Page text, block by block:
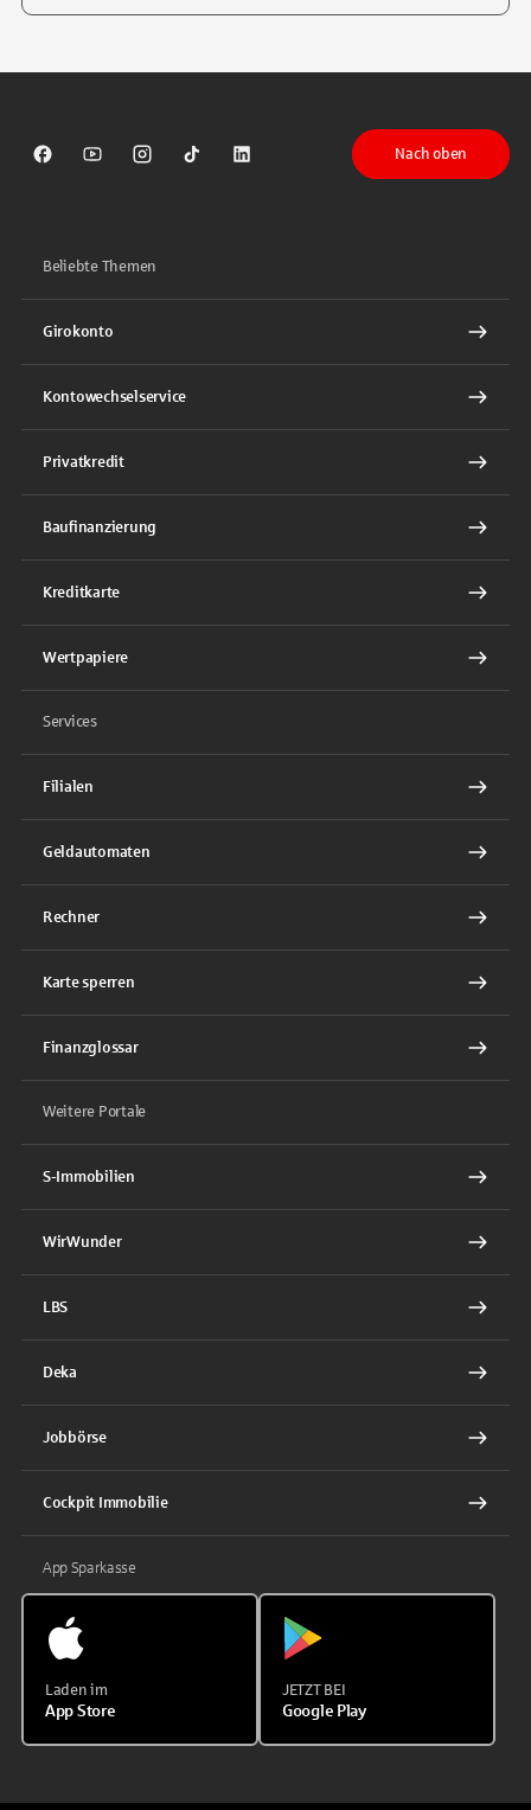
Sparkasse auf Facebook
Sparkasse auf Youtube
Sparkasse auf Instagram
Sparkasse auf TikTok
Sparkasse auf LinkedIn
Nach oben
Beliebte Themen
Girokonto
Kontowechselservice
Privatkredit
Baufinanzierung
Kreditkarte
Wertpapiere
Services
Filialen
Geldautomaten
Rechner
Karte sperren
Finanzglossar
Weitere Portale
S-Immobilien
WirWunder
LBS
Deka
Jobbörse
Cockpit Immobilie
App Sparkasse
Laden im
App Store
JETZT BEI
Google Play